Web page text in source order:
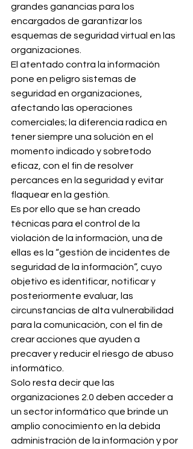
grandes ganancias para los
encargados de garantizar los
esquemas de seguridad virtual en las
organizaciones.
El atentado contra la información
pone en peligro sistemas de
seguridad en organizaciones,
afectando las operaciones
comerciales; la diferencia radica en
tener siempre una solución en el
momento indicado y sobretodo
eficaz, con el fin de resolver
percances en la seguridad y evitar
flaquear en la gestión.
Es por ello que se han creado
técnicas para el control de la
violación de la información, una de
ellas es la “gestión de incidentes de
seguridad de la información”, cuyo
objetivo es identificar, notificar y
posteriormente evaluar, las
circunstancias de alta vulnerabilidad
para la comunicación, con el fin de
crear acciones que ayuden a
precaver y reducir el riesgo de abuso
informático.
Solo resta decir que las
organizaciones 2.0 deben acceder a
un sector informático que brinde un
amplio conocimiento en la debida
administración de la información y por